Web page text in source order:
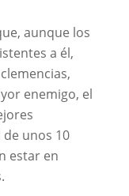
aunque los
a él,
enemigo, el
unos 10
estar en